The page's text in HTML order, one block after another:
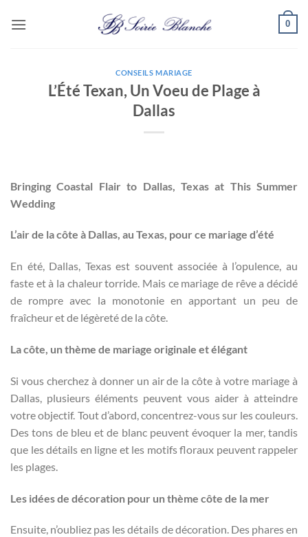
0
CONSEILS MARIAGE
L’Été Texan, Un Voeu de Plage à
Dallas
Bringing Coastal Flair to Dallas, Texas at This Summer
Wedding
L’air de la côte à Dallas, au Texas, pour ce mariage d’été
En été, Dallas, Texas est souvent associée à l’opulence, au
faste et à la chaleur torride. Mais ce mariage de rêve a décidé
de rompre avec la monotonie en apportant un peu de
fraîcheur et de légèreté de la côte.
La côte, un thème de mariage originale et élégant
Si vous cherchez à donner un air de la côte à votre mariage à
Dallas, plusieurs éléments peuvent vous aider à atteindre
votre objectif. Tout d’abord, concentrez-vous sur les couleurs.
Des tons de bleu et de blanc peuvent évoquer la mer, tandis
que les détails en ligne et les motifs floraux peuvent rappeler
les plages.
Les idées de décoration pour un thème côte de la mer
Ensuite, n’oubliez pas les détails de décoration. Des phares en